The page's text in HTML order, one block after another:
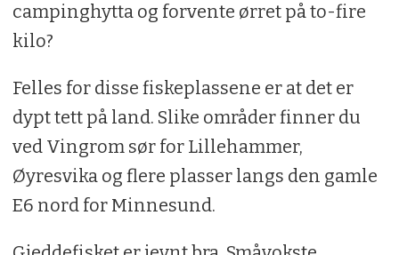
campinghytta og forvente ørret på to-fire
kilo?
Felles for disse fiskeplassene er at det er
dypt tett på land. Slike områder finner du
ved Vingrom sør for Lillehammer,
Øyresvika og flere plasser langs den gamle
E6 nord for Minnesund.